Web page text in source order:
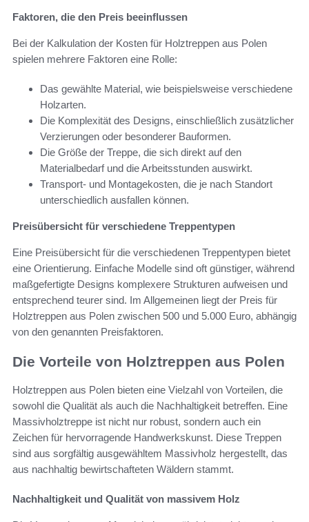
Faktoren, die den Preis beeinflussen
Bei der Kalkulation der Kosten für Holztreppen aus Polen
spielen mehrere Faktoren eine Rolle:
Das gewählte Material, wie beispielsweise verschiedene
Holzarten.
Die Komplexität des Designs, einschließlich zusätzlicher
Verzierungen oder besonderer Bauformen.
Die Größe der Treppe, die sich direkt auf den
Materialbedarf und die Arbeitsstunden auswirkt.
Transport- und Montagekosten, die je nach Standort
unterschiedlich ausfallen können.
Preisübersicht für verschiedene Treppentypen
Eine Preisübersicht für die verschiedenen Treppentypen bietet
eine Orientierung. Einfache Modelle sind oft günstiger, während
maßgefertigte Designs komplexere Strukturen aufweisen und
entsprechend teurer sind. Im Allgemeinen liegt der Preis für
Holztreppen aus Polen zwischen 500 und 5.000 Euro, abhängig
von den genannten Preisfaktoren.
Die Vorteile von Holztreppen aus Polen
Holztreppen aus Polen bieten eine Vielzahl von Vorteilen, die
sowohl die Qualität als auch die Nachhaltigkeit betreffen. Eine
Massivholztreppe ist nicht nur robust, sondern auch ein
Zeichen für hervorragende Handwerkskunst. Diese Treppen
sind aus sorgfältig ausgewähltem Massivholz hergestellt, das
aus nachhaltig bewirtschafteten Wäldern stammt.
Nachhaltigkeit und Qualität von massivem Holz